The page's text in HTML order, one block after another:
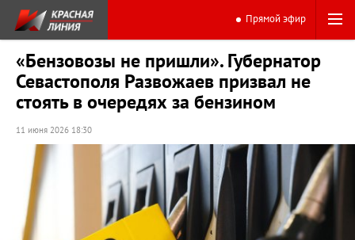
Прямой эфир
«Бензовозы не пришли». Губернатор
Севастополя Развожаев призвал не
стоять в очередях за бензином
11 июня 2026 18:30